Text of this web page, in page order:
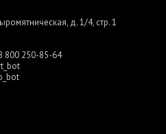
д. 1/4, стр. 1
800 250-85-64